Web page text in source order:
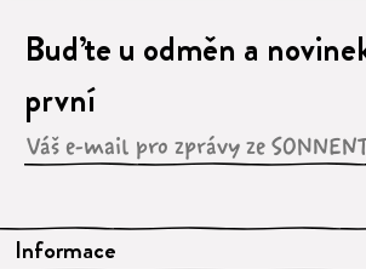
Informace
Buďte u odměn a
první